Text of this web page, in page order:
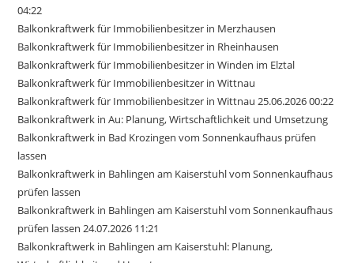
04:22
Balkonkraftwerk für Immobilienbesitzer in Merzhausen
Balkonkraftwerk für Immobilienbesitzer in Rheinhausen
Balkonkraftwerk für Immobilienbesitzer in Winden im Elztal
Balkonkraftwerk für Immobilienbesitzer in Wittnau
Balkonkraftwerk für Immobilienbesitzer in Wittnau 25.06.2026 00:22
Balkonkraftwerk in Au: Planung, Wirtschaftlichkeit und Umsetzung
Balkonkraftwerk in Bad Krozingen vom Sonnenkaufhaus prüfen
lassen
Balkonkraftwerk in Bahlingen am Kaiserstuhl vom Sonnenkaufhaus
prüfen lassen
Balkonkraftwerk in Bahlingen am Kaiserstuhl vom Sonnenkaufhaus
prüfen lassen 24.07.2026 11:21
Balkonkraftwerk in Bahlingen am Kaiserstuhl: Planung,